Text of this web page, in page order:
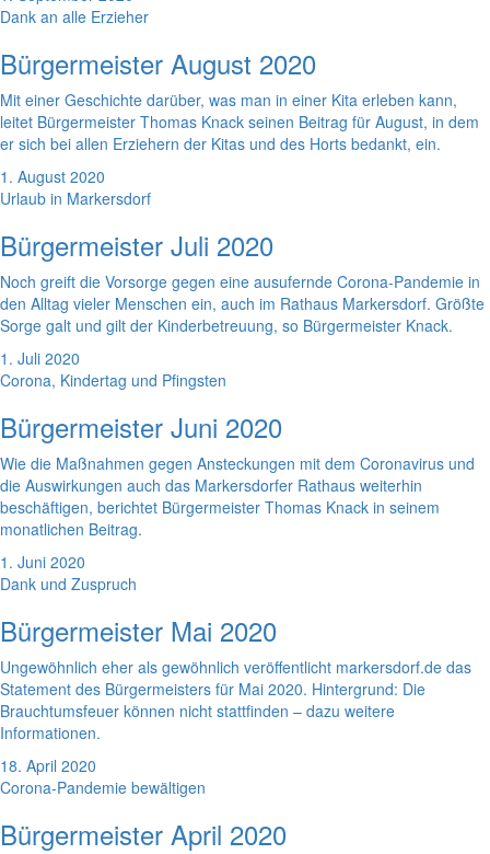
Dank an alle Erzieher
Bürgermeister August 2020
Mit einer Geschichte darüber, was man in einer Kita erleben kann,
leitet Bürgermeister Thomas Knack seinen Beitrag für August, in dem
er sich bei allen Erziehern der Kitas und des Horts bedankt, ein.
1. August 2020
Urlaub in Markersdorf
Bürgermeister Juli 2020
Noch greift die Vorsorge gegen eine ausufernde Corona-Pandemie in
den Alltag vieler Menschen ein, auch im Rathaus Markersdorf. Größte
Sorge galt und gilt der Kinderbetreuung, so Bürgermeister Knack.
1. Juli 2020
Corona, Kindertag und Pfingsten
Bürgermeister Juni 2020
Wie die Maßnahmen gegen Ansteckungen mit dem Coronavirus und
die Auswirkungen auch das Markersdorfer Rathaus weiterhin
beschäftigen, berichtet Bürgermeister Thomas Knack in seinem
monatlichen Beitrag.
1. Juni 2020
Dank und Zuspruch
Bürgermeister Mai 2020
Ungewöhnlich eher als gewöhnlich veröffentlicht markersdorf.de das
Statement des Bürgermeisters für Mai 2020. Hintergrund: Die
Brauchtumsfeuer können nicht stattfinden – dazu weitere
Informationen.
18. April 2020
Corona-Pandemie bewältigen
Bürgermeister April 2020